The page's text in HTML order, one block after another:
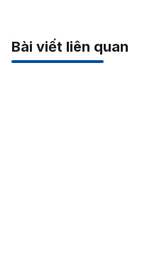
Bài viết liên quan